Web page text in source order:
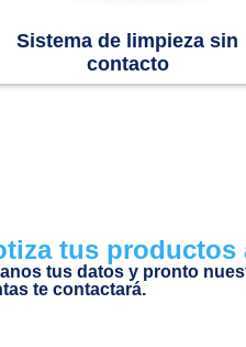
Sistema de limpieza sin
contacto
tus productos
tus datos y pronto
te contactará.